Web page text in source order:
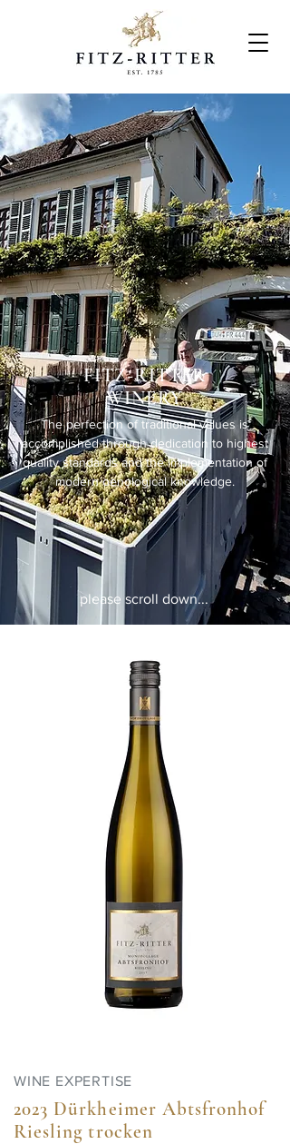
WINE EXPERTISE
2023 Dürkheimer Abtsfronhof
Riesling trocken
FITZ-RITTER
WINERY
The perfection of traditional values is
accomplished through dedication to highest
quality standards and the implementation of
modern oenological knowledge.
please scroll down...